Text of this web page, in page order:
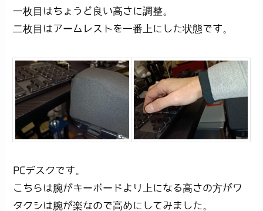
一枚目はちょうど良い高さに調整。
二枚目はアームレストを一番上にした状態です。
PCデスクです。
こちらは腕がキーボードより上になる高さの方がワ
タクシは腕が楽なので高めにしてみました。